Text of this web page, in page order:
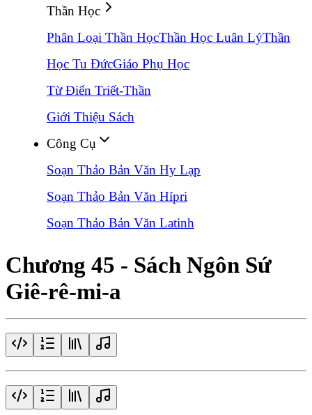
Thần Học
Phân Loại Thần HọcThần Học Luân LýThần
Học Tu ĐứcGiáo Phụ Học
Từ Điển Triết-Thần
Giới Thiệu Sách
Công Cụ
Soạn Thảo Bản Văn Hy Lạp
Soạn Thảo Bản Văn Hípri
Soạn Thảo Bản Văn Latinh
Chương 45 - Sách Ngôn Sứ
Giê-rê-mi-a